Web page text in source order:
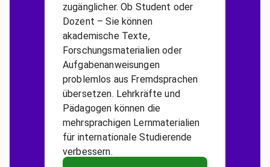
zugänglicher. Ob Student oder
Dozent – Sie können
akademische Texte,
Forschungsmaterialien oder
Aufgabenanweisungen
problemlos aus Fremdsprachen
übersetzen. Lehrkräfte und
Pädagogen können die
mehrsprachigen Lernmaterialien
für internationale Studierende
verbessern.